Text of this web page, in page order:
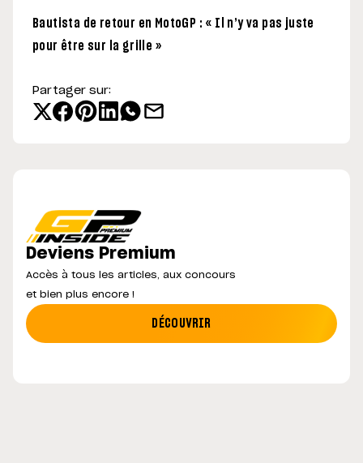
Bautista de retour en MotoGP : « Il n’y va pas juste
pour être sur la grille »
Partager sur:
Deviens Premium
Accès à tous les articles, aux concours
et bien plus encore !
DÉCOUVRIR